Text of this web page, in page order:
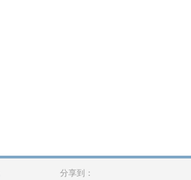
分享到：